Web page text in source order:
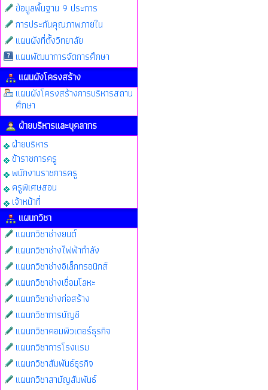
ข้อมูลพื้นฐาน 9 ประการ
การประกันคุณภาพภายใน
แผนผังที่ตั้งวิทยาลัย
แผนพัฒนาการจัดการศึกษา
แผนผังโครงสร้าง
แผนผังโครงสร้างการบริหารสถาน
ศึกษา
ฝ่ายบริหารและบุคลากร
ฝ่ายบริหาร
ข้าราชการครู
พนักงานราชการครู
ครูพิเศษสอน
เจ้าหน้าที่
แผนกวิชา
แผนกวิชาช่างยนต์
แผนกวิชาช่างไฟฟ้ากำลัง
แผนกวิชาช่างอิเล็กทรอนิกส์
แผนกวิชาช่างเชื่อมโลหะ
แผนกวิชาช่างก่อสร้าง
แผนกวิชาการบัญชี
แผนกวิชาคอมพิวเตอร์ธุรกิจ
แผนกวิชาการโรงแรม
แผนกวิชาสัมพันธ์ธุรกิจ
แผนกวิชาสามัญสัมพันธ์